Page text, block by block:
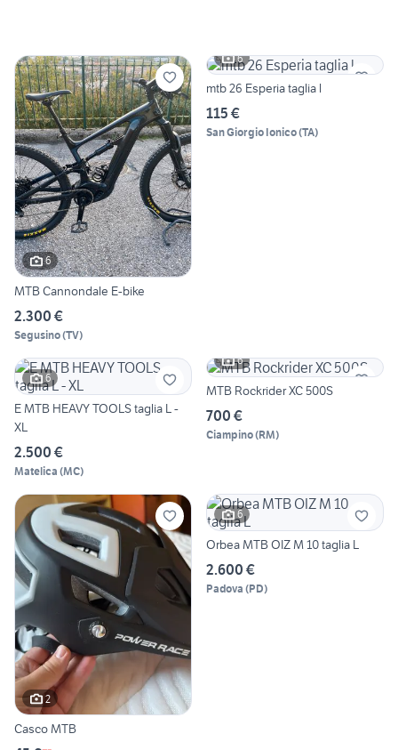
6
MTB Cannondale E-bike
2.300 €
Segusino(TV)
6
mtb 26 Esperia taglia l
115 €
San Giorgio Ionico(TA)
6
E MTB HEAVY TOOLS taglia L -
XL
2.500 €
Matelica (MC)
6
MTB Rockrider XC 500S
700 €
Ciampino(RM)
2
Casco MTB
6
Orbea MTB OIZ M 10 taglia L
2.600 €
Padova (PD)